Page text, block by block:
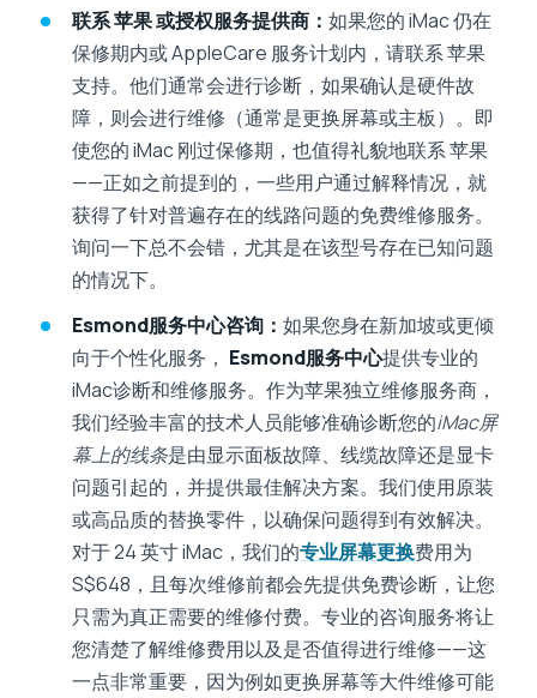
联系 苹果 或授权服务提供商： 如果您的 iMac 仍在
保修期内或 AppleCare 服务计划内，请联系 苹果
支持。他们通常会进行诊断，如果确认是硬件故
障，则会进行维修（通常是更换屏幕或主板）。即
使您的 iMac 刚过保修期，也值得礼貌地联系 苹果
——正如之前提到的，一些用户通过解释情况，就
获得了针对普遍存在的线路问题的免费维修服务。
询问一下总不会错，尤其是在该型号存在已知问题
的情况下。
Esmond服务中心咨询： 如果您身在新加坡或更倾
向于个性化服务， Esmond服务中心提供专业的
iMac诊断和维修服务。作为苹果独立维修服务商，
我们经验丰富的技术人员能够准确诊断您的iMac屏
幕上的线条是由显示面板故障、线缆故障还是显卡
问题引起的，并提供最佳解决方案。我们使用原装
或高品质的替换零件，以确保问题得到有效解决。
对于 24 英寸 iMac，我们的专业屏幕更换费用为
S$648，且每次维修前都会先提供免费诊断，让您
只需为真正需要的维修付费。专业的咨询服务将让
您清楚了解维修费用以及是否值得进行维修——这
一点非常重要，因为例如更换屏幕等大件维修可能